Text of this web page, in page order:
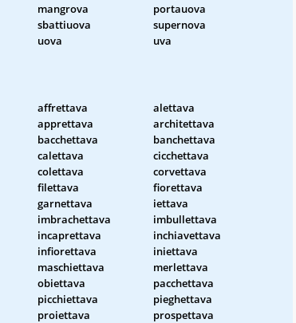
mangrova
portauova
sbattiuova
supernova
uova uva
affrettava
alettava
apprettava
architettava
bacchettava
banchettava
calettava
cicchettava
colettava
corvettava
filettava
fiorettava
garnettava
iettava
imbrachettava
imbullettava
incaprettava
inchiavettava
infiorettava
iniettava
maschiettava
merlettava
obiettava
pacchettava
picchiettava
pieghettava
proiettava
prospettava